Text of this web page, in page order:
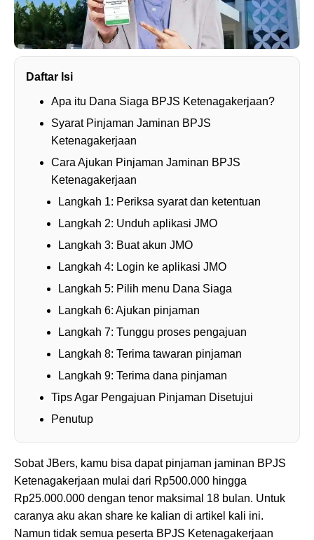
Daftar Isi
Apa itu Dana Siaga BPJS Ketenagakerjaan?
Syarat Pinjaman Jaminan BPJS
Ketenagakerjaan
Cara Ajukan Pinjaman Jaminan BPJS
Ketenagakerjaan
Langkah 1: Periksa syarat dan ketentuan
Langkah 2: Unduh aplikasi JMO
Langkah 3: Buat akun JMO
Langkah 4: Login ke aplikasi JMO
Langkah 5: Pilih menu Dana Siaga
Langkah 6: Ajukan pinjaman
Langkah 7: Tunggu proses pengajuan
Langkah 8: Terima tawaran pinjaman
Langkah 9: Terima dana pinjaman
Tips Agar Pengajuan Pinjaman Disetujui
Penutup
Sobat JBers, kamu bisa dapat pinjaman jaminan BPJS
Ketenagakerjaan mulai dari Rp500.000 hingga
Rp25.000.000 dengan tenor maksimal 18 bulan. Untuk
caranya aku akan share ke kalian di artikel kali ini.
Namun tidak semua peserta BPJS Ketenagakerjaan